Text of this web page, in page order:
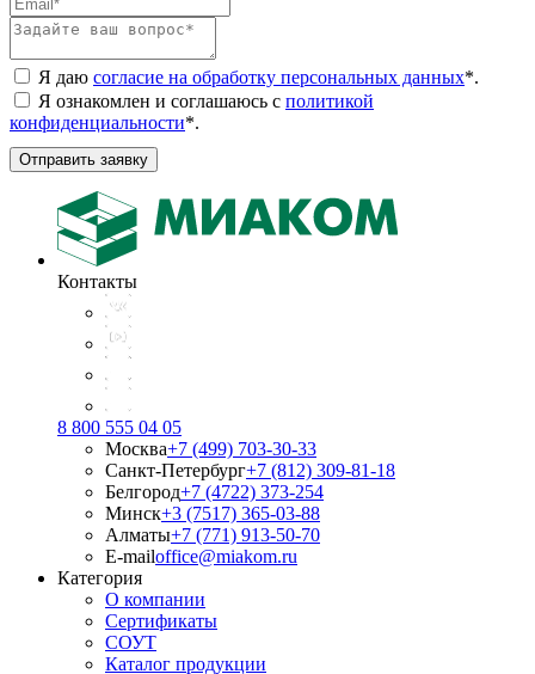
Я даю согласие на обработку персональных данных*.
Я ознакомлен и соглашаюсь с политикой
конфиденциальности*.
Отправить заявку
Контакты
8 800 555 04 05
Москва+7 (499) 703-30-33
Санкт-Петербург+7 (812) 309-81-18
Белгород+7 (4722) 373-254
Минск+3 (7517) 365-03-88
Алматы+7 (771) 913-50-70
E-mailoffice@miakom.ru
Категория
О компании
Сертификаты
СОУТ
Каталог продукции